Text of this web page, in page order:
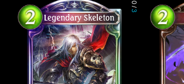
0
/
3